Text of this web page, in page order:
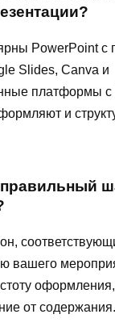
PowerPoint с
Slides, Canva и
платформы
и
вашего
от содержания.